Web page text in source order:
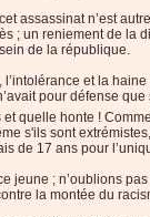
assassinat n’est
; un reniement de la
de la république.
l’intolérance et la
pour défense
et quelle honte !
s'ils sont
de 17 ans pour
jeune ; n’oublions
la montée du